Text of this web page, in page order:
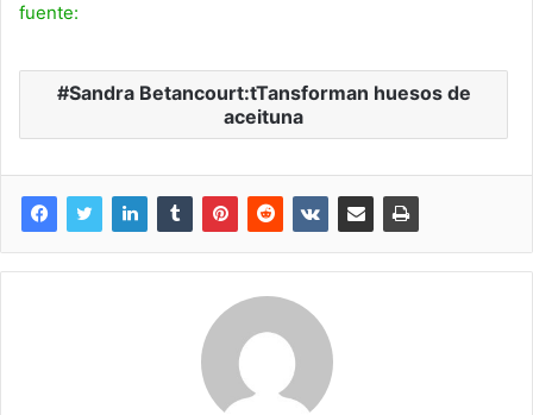
fuente:
Sandra Betancourt:tTansforman huesos de
aceituna